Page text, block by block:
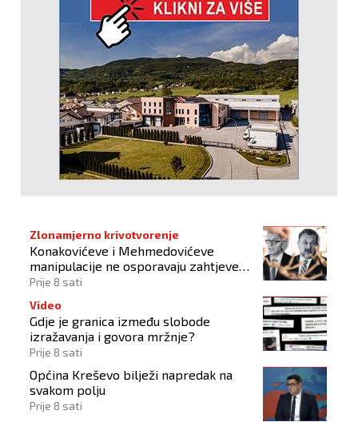
Zlonamjerno krivotvorenje
Konakovićeve i Mehmedovićeve
manipulacije ne osporavaju zahtjeve
Hrvata
Prije 8 sati
Video
Gdje je granica između slobode
izražavanja i govora mržnje?
Prije 8 sati
Općina Kreševo bilježi napredak na
svakom polju
Prije 8 sati